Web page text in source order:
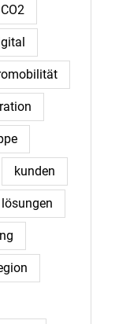
CO2
kunden
lösungen